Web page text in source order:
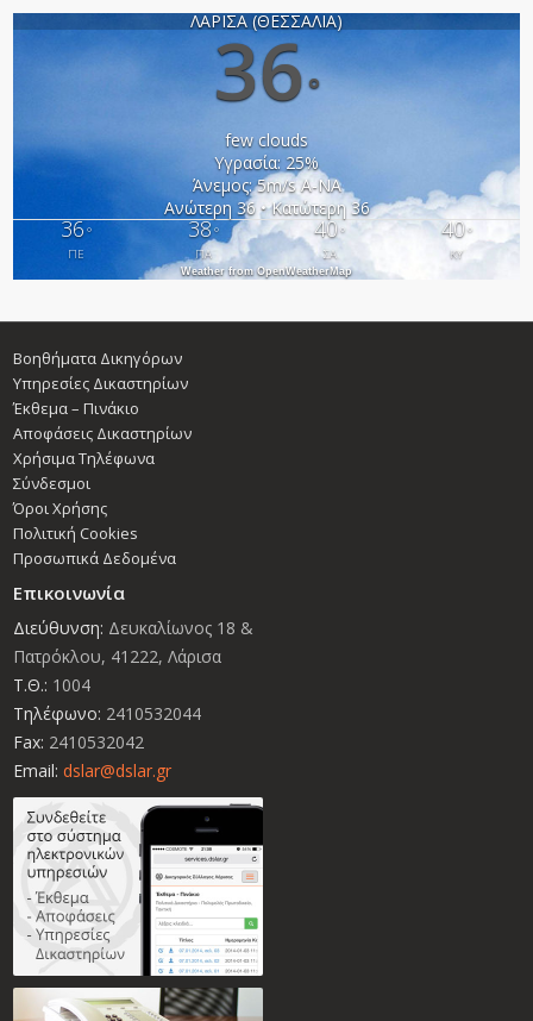
ΛΑΡΙΣΑ (ΘΕΣΣΑΛΙΑ)
36°
few clouds
Υγρασία: 25%
Άνεμος: 5m/s Α-ΝΑ
Ανώτερη 36 • Κατώτερη 36
36°
ΠΕ
38°
ΠΑ
40°
ΣΑ
40°
ΚΥ
Weather from OpenWeatherMap
Βοηθήματα Δικηγόρων
Υπηρεσίες Δικαστηρίων
Έκθεμα – Πινάκιο
Αποφάσεις Δικαστηρίων
Χρήσιμα Τηλέφωνα
Σύνδεσμοι
Όροι Χρήσης
Πολιτική Cookies
Προσωπικά Δεδομένα
Επικοινωνία
Διεύθυνση: Δευκαλίωνος 18 &
Πατρόκλου, 41222, Λάρισα
Τ.Θ.: 1004
Τηλέφωνο: 2410532044
Fax: 2410532042
Email: dslar@dslar.gr